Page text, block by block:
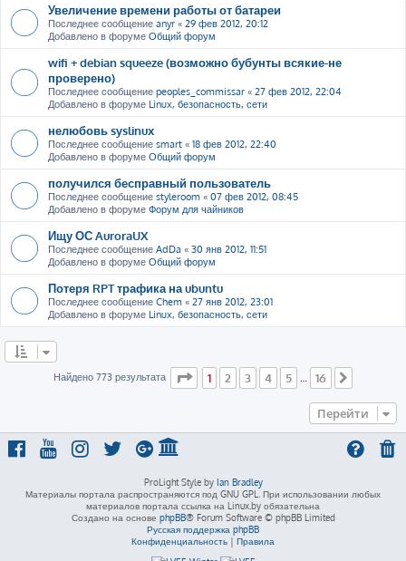
Увеличение времени работы от батареи
Последнее сообщение anyr « 29 фев 2012, 20:12
Добавлено в форуме Общий форум
wifi + debian squeeze (возможно бубунты всякие-не
проверено)
Последнее сообщение peoples_commissar « 27 фев 2012, 22:04
Добавлено в форуме Linux, безопасность, сети
нелюбовь syslinux
Последнее сообщение smart « 18 фев 2012, 22:40
Добавлено в форуме Общий форум
получился бесправный пользователь
Последнее сообщение styleroom « 07 фев 2012, 08:45
Добавлено в форуме Форум для чайников
Ищу ОС AuroraUX
Последнее сообщение AdDa « 30 янв 2012, 11:51
Добавлено в форуме Общий форум
Потеря RPT трафика на ubuntu
Последнее сообщение Chem « 27 янв 2012, 23:01
Добавлено в форуме Linux, безопасность, сети
Найдено 773 результата Страница из 16
1 2 3 4 5 16
Перейти
ProLight Style by Ian Bradley
Материалы портала распространяются под GNU GPL. При использовании любых
материалов портала ссылка на Linux.by обязательна
Создано на основе phpBB® Forum Software © phpBB Limited
Русская поддержка phpBB
Конфиденциальность | Правила